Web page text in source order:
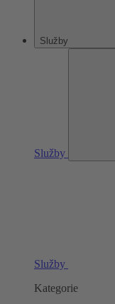
Služby
Služby
Služby
Kategorie